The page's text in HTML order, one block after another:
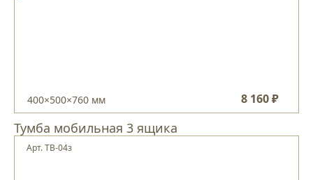
400×500×760 мм 8 160 ₽
Тумба мобильная 3 ящика
Арт. ТВ-04з